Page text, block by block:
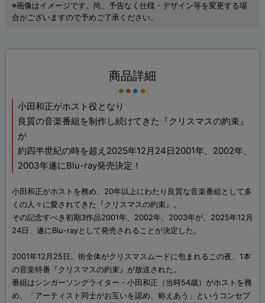
※画像はイメージです。尚、予告なく仕様・デザイン等を変更する場
合がございますので予めご了承ください。
商品詳細
小田和正がホスト役となり
良質の音楽番組を制作し続けてきた『クリスマスの約束』
が
約四半世紀の時を超え2025年12月24日2001年、2002年、
2003年遂にBlu-ray発売決定！
小田和正がホストを務め、20年以上にわたり良質な音楽番組として多
くの人々に愛されてきた『クリスマスの約束』。
その記念すべき初期3作品2001年、2002年、2003年が、2025年12月
24日、遂にBlu-rayとして発売されることが決定した。
2001年12月25日。街全体がクリスマスムードに包まれるこの夜、1本
の音楽特番『クリスマスの約束』が放送された。
番組はシンガーソングライター・小田和正（当時54歳）がホストを務
め、「アーティスト同士がお互いを認め、称えあう」というコンセプ